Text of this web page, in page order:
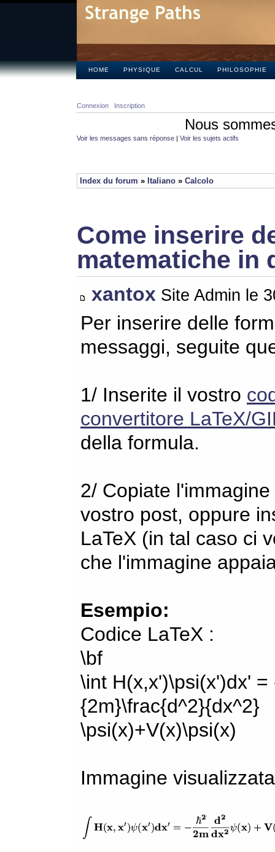
HOME PHYSIQUE CALCUL PHILOSOPHIE
Connexion Inscription
Nous
Voir les messages sans réponse | Voir les sujets actifs
Index du forum » Italiano » Calcolo
Come inserire
matematiche in
xantox Site Admin le
Per inserire delle
messaggi, seguite
1/ Inserite il vostro
convertitore LaTeX/
della formula.
2/ Copiate
vostro post, oppure
LaTeX (in tal caso ci
che l'immagine
Esempio:
Codice LaTeX :
\bf
\int H(x,x')\psi(x')dx'
{2m}\frac{d^2}{dx^2}
\psi(x)+V(x)\psi(x)
Immagine